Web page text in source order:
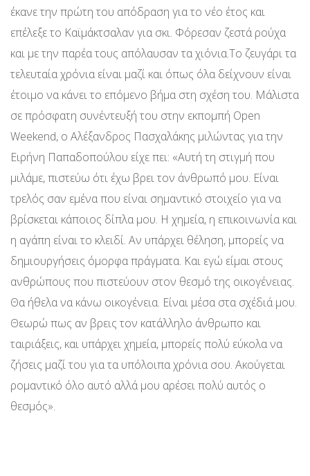
έκανε την πρώτη του απόδραση για το νέο έτος και
επέλεξε το Καϊμάκτσαλαν για σκι. Φόρεσαν ζεστά ρούχα
και με την παρέα τους απόλαυσαν τα χιόνια.Το ζευγάρι τα
τελευταία χρόνια είναι μαζί και όπως όλα δείχνουν είναι
έτοιμο να κάνει το επόμενο βήμα στη σχέση του. Μάλιστα
σε πρόσφατη συνέντευξή του στην εκπομπή Open
Weekend, ο Αλέξανδρος Πασχαλάκης μιλώντας για την
Ειρήνη Παπαδοπούλου είχε πει: «Αυτή τη στιγμή που
μιλάμε, πιστεύω ότι έχω βρει τον άνθρωπό μου. Είναι
τρελός σαν εμένα που είναι σημαντικό στοιχείο για να
βρίσκεται κάποιος δίπλα μου. Η χημεία, η επικοινωνία και
η αγάπη είναι το κλειδί. Αν υπάρχει θέληση, μπορείς να
δημιουργήσεις όμορφα πράγματα. Και εγώ είμαι στους
ανθρώπους που πιστεύουν στον θεσμό της οικογένειας.
Θα ήθελα να κάνω οικογένεια. Είναι μέσα στα σχέδιά μου.
Θεωρώ πως αν βρεις τον κατάλληλο άνθρωπο και
ταιριάξεις, και υπάρχει χημεία, μπορείς πολύ εύκολα να
ζήσεις μαζί του για τα υπόλοιπα χρόνια σου. Ακούγεται
ρομαντικό όλο αυτό αλλά μου αρέσει πολύ αυτός ο
θεσμός».